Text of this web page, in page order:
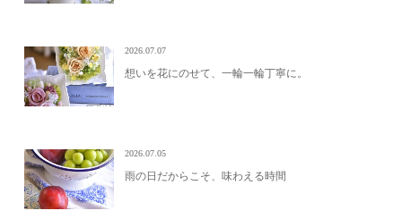
2026.07.07
想いを花にのせて、一輪一輪丁寧に。
2026.07.05
雨の日だからこそ、味わえる時間